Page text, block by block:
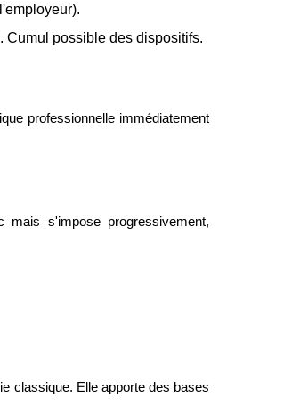
Cumul possible des dispositifs.
professionnelle immédiatement
s'impose progressivement,
classique. Elle apporte des bases